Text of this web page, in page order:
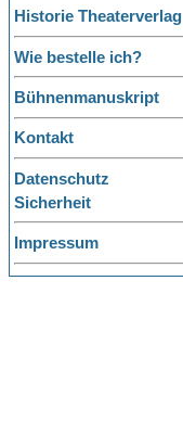
Historie Theaterverlag
Wie bestelle ich?
Bühnenmanuskript
Kontakt
Datenschutz
Sicherheit
Impressum